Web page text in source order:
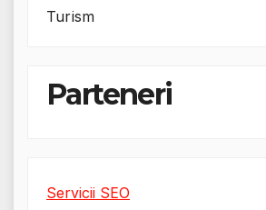
Turism
Parteneri
Servicii SEO